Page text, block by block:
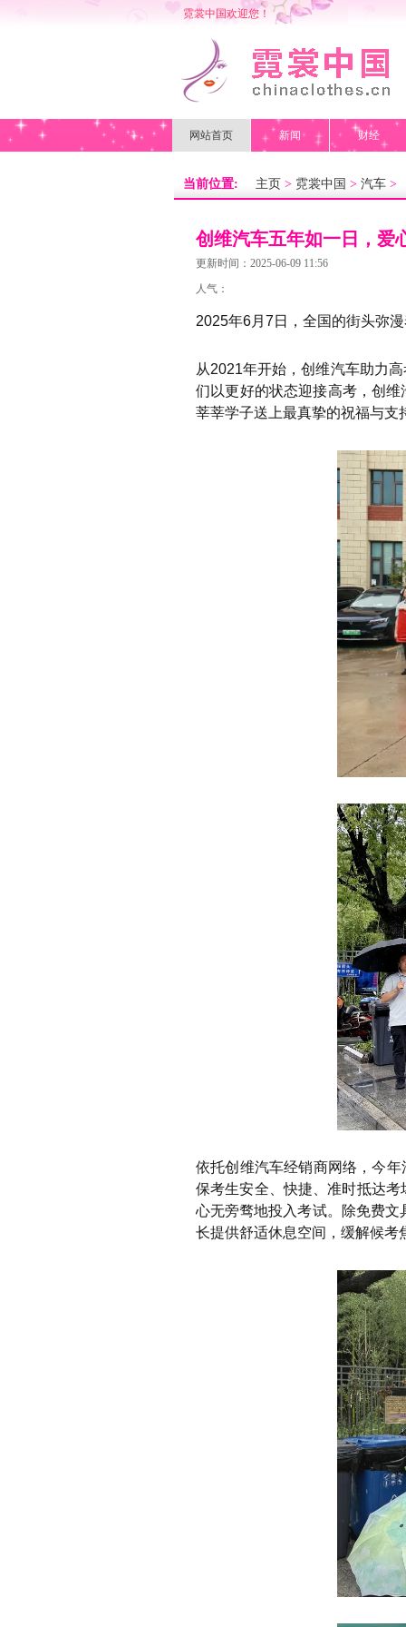
霓裳中国欢迎您！
网站首页 新闻 财经
当前位置: 主页 > 霓裳中国 > 汽车 >
创维汽车五年如一日，爱
更新时间：2025-06-09 11:56
人气：
2025年6月7日，全国的街头弥
从2021年开始，创维汽车助力
们以更好的状态迎接高考，创
莘莘学子送上最真挚的祝福与支
依托创维汽车经销商网络，今
保考生安全、快捷、准时抵达
心无旁骛地投入考试。除免费文
长提供舒适休息空间，缓解候考